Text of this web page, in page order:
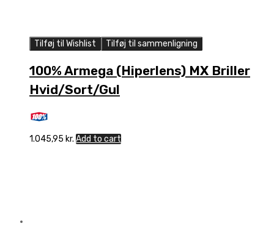
Tilføj til Wishlist Tilføj til sammenligning
100% Armega (Hiperlens) MX Briller
Hvid/Sort/Gul
1.045,95 kr. Add to cart